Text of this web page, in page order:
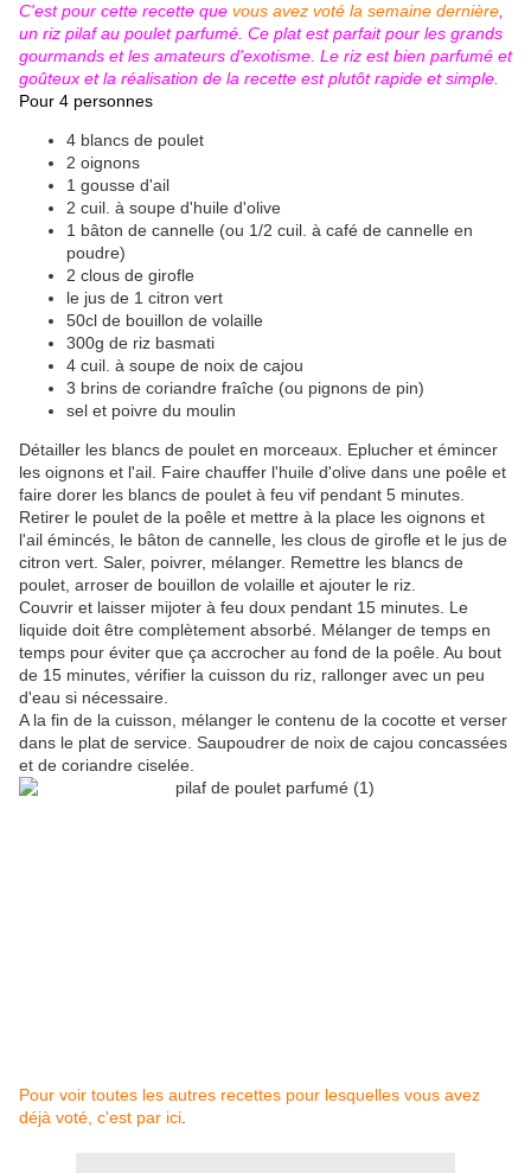
C'est pour cette recette que vous avez voté la semaine dernière
un riz pilaf au poulet parfumé. Ce plat est parfait pour les grands
gourmands et les amateurs d'exotisme. Le riz est bien parfumé et
goûteux et la réalisation de la recette est plutôt rapide et simple.
Pour 4 personnes
4 blancs de poulet
2 oignons
1 gousse d'ail
2 cuil. à soupe d'huile d'olive
1 bâton de cannelle (ou 1/2 cuil. à café de cannelle en
poudre)
2 clous de girofle
le jus de 1 citron vert
50cl de bouillon de volaille
300g de riz basmati
4 cuil. à soupe de noix de cajou
3 brins de coriandre fraîche (ou pignons de pin)
sel et poivre du moulin
Détailler les blancs de poulet en morceaux. Eplucher et émincer
les oignons et l'ail. Faire chauffer l'huile d'olive dans une poêle et
faire dorer les blancs de poulet à feu vif pendant 5 minutes.
Retirer le poulet de la poêle et mettre à la place les oignons et
l'ail émincés, le bâton de cannelle, les clous de girofle et le jus de
citron vert. Saler, poivrer, mélanger. Remettre les blancs de
poulet, arroser de bouillon de volaille et ajouter le riz.
Couvrir et laisser mijoter à feu doux pendant 15 minutes. Le
liquide doit être complètement absorbé. Mélanger de temps en
temps pour éviter que ça accrocher au fond de la poêle. Au bout
de 15 minutes, vérifier la cuisson du riz, rallonger avec un peu
d'eau si nécessaire.
A la fin de la cuisson, mélanger le contenu de la cocotte et verser
dans le plat de service. Saupoudrer de noix de cajou concassées
et de coriandre ciselée.
Pour voir toutes les autres recettes pour lesquelles vous avez
déjà voté, c'est par ici